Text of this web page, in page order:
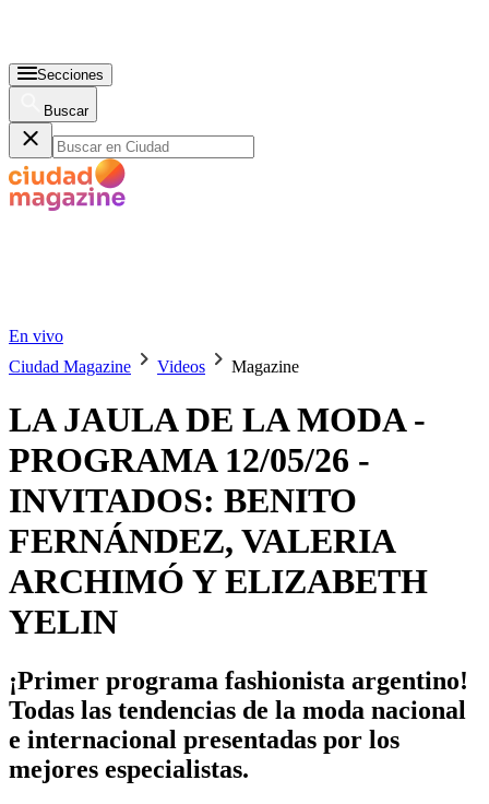
Secciones
Buscar
En vivo
Ciudad Magazine
Videos Magazine
LA JAULA DE LA MODA -
PROGRAMA 12/05/26 -
INVITADOS: BENITO
FERNÁNDEZ, VALERIA
ARCHIMÓ Y ELIZABETH
YELIN
¡Primer programa fashionista argentino!
Todas las tendencias de la moda nacional
e internacional presentadas por los
mejores especialistas.